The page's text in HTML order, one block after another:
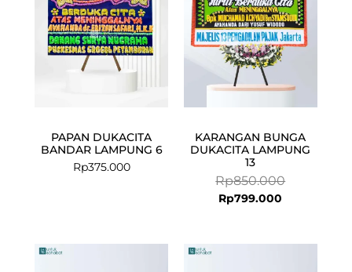
PAPAN DUKACITA
BANDAR LAMPUNG 6
Rp375.000
KARANGAN BUNGA
DUKACITA LAMPUNG
13
Rp850.000
Rp799.000